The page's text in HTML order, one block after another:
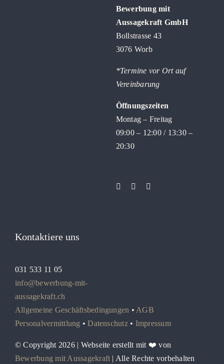
Bewerbung mit
Aussagekraft GmbH
Bollstrasse 43
3076 Worb
*Termine vor Ort auf
Vereinbarung
Öffnungszeiten
Montag – Freitag
09:00 – 12:00 / 13:30 –
20:30
Kontaktiere uns
031 533 11 05
info@bewerbung-mit-
aussagekraft.ch
Allgemeine Geschäftsbedingungen • AGB
Personalvermittlung •Datenschutz • Impressum
© Copyright 2026 | Webseite erstellt mit ❤️ von
Bewerbung mit Aussagekraft | Alle Rechte vorbehalten